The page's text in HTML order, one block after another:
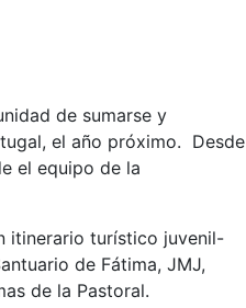
de sumarse y
el año próximo. Desde
el equipo de la
itinerario turístico juvenil-
de Fátima, JMJ,
de la Pastoral.